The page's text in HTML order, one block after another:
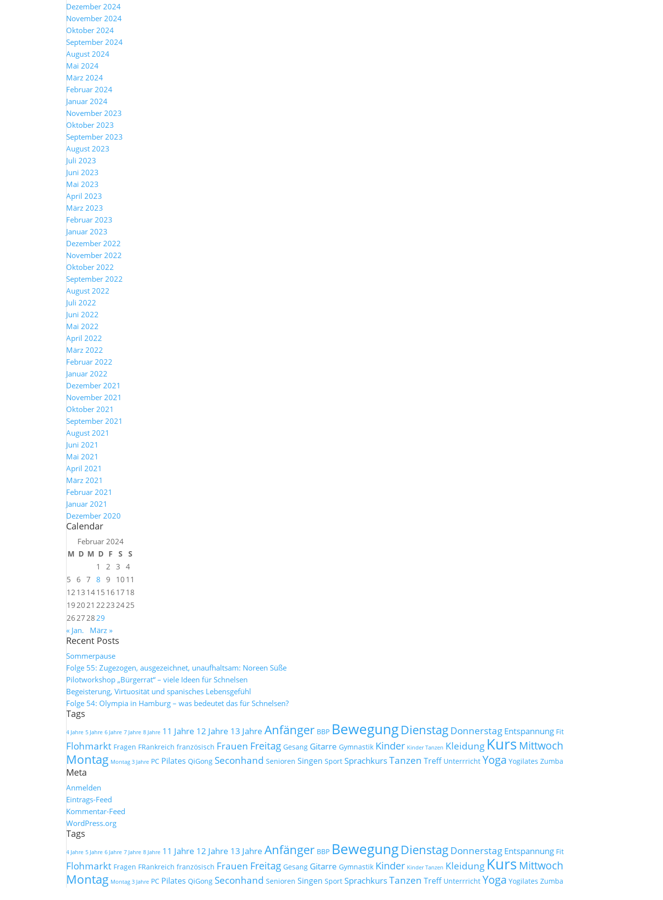
Dezember 2024
November 2024
Oktober 2024
September 2024
August 2024
Mai 2024
März 2024
Februar 2024
Januar 2024
November 2023
Oktober 2023
September 2023
August 2023
Juli 2023
Juni 2023
Mai 2023
April 2023
März 2023
Februar 2023
Januar 2023
Dezember 2022
November 2022
Oktober 2022
September 2022
August 2022
Juli 2022
Juni 2022
Mai 2022
April 2022
März 2022
Februar 2022
Januar 2022
Dezember 2021
November 2021
Oktober 2021
September 2021
August 2021
Juni 2021
Mai 2021
April 2021
März 2021
Februar 2021
Januar 2021
Dezember 2020
Calendar
Februar 2024
M D M D F S
S
1
2 3
4
5
6 7 8 9 10 11
12 13 1415 16 17 18
192021 22232425
26272829
« Jan.
März »
Recent Posts
Sommerpause
Folge 55: Zugezogen, ausgezeichnet, unaufhaltsam: Noreen Süße
Pilotworkshop „Bürgerrat“ – viele Ideen für Schnelsen
Begeisterung, Virtuosität und spanisches Lebensgefühl
Folge 54: Olympia in Hamburg – was bedeutet das für Schnelsen?
Tags
4 Jahre 5 Jahre 6 Jahre 7 Jahre 8 Jahre 11 Jahre 12 Jahre 13 Jahre Anfänger BBP BewegungDienstagDonnerstag Entspannung Fit
Flohmarkt Fragen FRankreich französisch Frauen Freitag Gesang Gitarre Gymnastik Kinder Kinder Tanzen Kleidung Kurs Mittwoch
Montag Montag 3 Jahre PC Pilates QiGong Seconhand Senioren Singen Sport SprachkursTanzen Treff Unterrricht Yoga Yogilates Zumba
Meta
Anmelden
Eintrags-Feed
Kommentar-Feed
WordPress.org
Tags
4 Jahre 5 Jahre 6 Jahre 7 Jahre 8 Jahre 11 Jahre 12 Jahre 13 Jahre Anfänger BBP BewegungDienstagDonnerstag Entspannung Fit
Flohmarkt Fragen FRankreich französisch Frauen Freitag Gesang Gitarre Gymnastik Kinder Kinder Tanzen Kleidung Kurs Mittwoch
Montag Montag 3 Jahre PC Pilates QiGong Seconhand Senioren Singen Sport SprachkursTanzen Treff Unterrricht Yoga Yogilates Zumba